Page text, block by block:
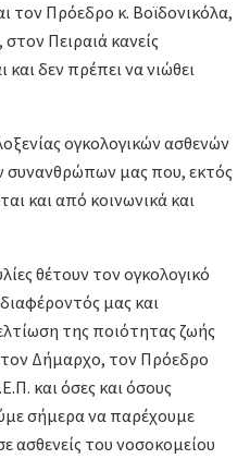
τον Πρόεδρο κ. Βοϊδονικόλα,
Πειραιά κανείς
και δεν πρέπει να νιώθει
ογκολογικών ασθενών
συνανθρώπων μας που, εκτός
και από κοινωνικά και
θέτουν τον ογκολογικό
μας και
της ποιότητας ζωής
Δήμαρχο, τον Πρόεδρο
και όσες και όσους
σήμερα να παρέχουμε
ασθενείς του νοσοκομείου